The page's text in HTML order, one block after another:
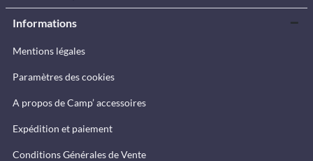
Informations
Mentions légales
Paramètres des cookies
A propos de Camp’ accessoires
Expédition et paiement
Conditions Générales de Vente